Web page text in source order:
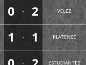
0 - 2 VELEZ
1 - 1 PLATENSE
- ESTUDIANTES